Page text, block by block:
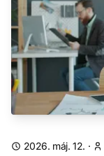
2026. máj. 12. ·